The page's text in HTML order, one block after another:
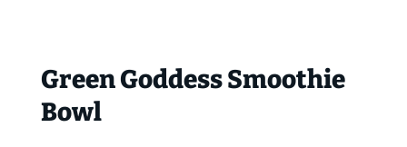
Green Goddess Smoothie
Bowl